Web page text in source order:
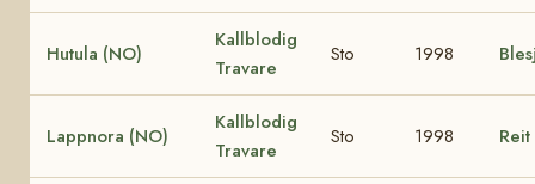
Hutula (NO)
Kallblodig
Travare
Sto 1998
Lappnora (NO)
Kallblodig
Travare
Sto 1998